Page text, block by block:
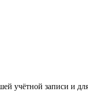
учётной записи и